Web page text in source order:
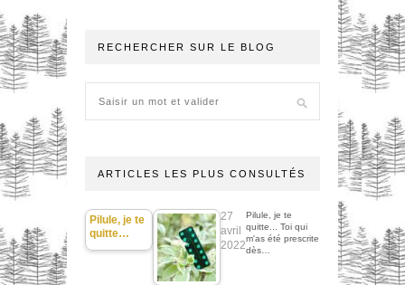
RECHERCHER SUR LE BLOG
ARTICLES LES PLUS CONSULTÉS
Pilule, je te
quitte…
27
avril
2022
Pilule, je te
quitte... Toi qui
m'as été prescrite
dès…